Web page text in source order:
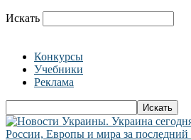
Искать
Конкурсы
Учебники
Реклама